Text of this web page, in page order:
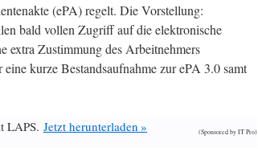
(ePA) regelt. Die Vorstellung:
bald vollen Zugriff auf die elektronische
extra Zustimmung des Arbeitnehmers
kurze Bestandsaufnahme zur ePA 3.0 samt
LAPS. Jetzt herunterladen » (Sponsored by IT Pro)